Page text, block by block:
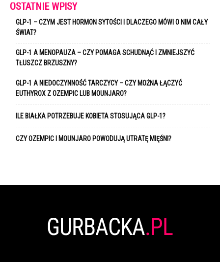
OSTATNIE WPISY
GLP-1 – CZYM JEST HORMON SYTOŚCI I DLACZEGO MÓWI O NIM CAŁY
ŚWIAT?
GLP-1 A MENOPAUZA – CZY POMAGA SCHUDNĄĆ I ZMNIEJSZYĆ
TŁUSZCZ BRZUSZNY?
GLP-1 A NIEDOCZYNNOŚĆ TARCZYCY – CZY MOŻNA ŁĄCZYĆ
EUTHYROX Z OZEMPIC LUB MOUNJARO?
ILE BIAŁKA POTRZEBUJE KOBIETA STOSUJĄCA GLP-1?
CZY OZEMPIC I MOUNJARO POWODUJĄ UTRATĘ MIĘŚNI?